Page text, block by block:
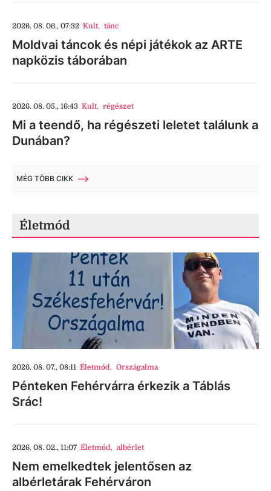
2026. 08. 06., 07:32 Kult, tánc
Moldvai táncok és népi játékok az ARTE
napközis táborában
2026. 08. 05., 16:43 Kult, régészet
Mi a teendő, ha régészeti leletet találunk a
Dunában?
MÉG TÖBB CIKK
Életmód
2026. 08. 07., 08:11 Életmód, Országalma
Pénteken Fehérvárra érkezik a Táblás
Srác!
2026. 08. 02., 11:07 Életmód, albérlet
Nem emelkedtek jelentősen az
albérletárak Fehérváron